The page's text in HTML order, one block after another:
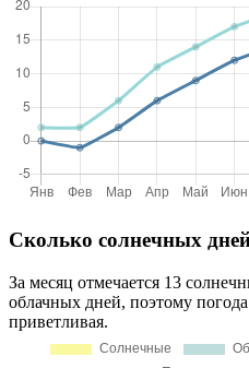
Сколько солнечных
За месяц отмечается 13
облачных дней, поэтому
приветливая.